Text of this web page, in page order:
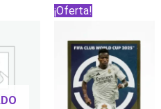
¡Oferta!